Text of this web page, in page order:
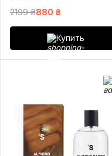
2199 ₴880 ₴
Купить